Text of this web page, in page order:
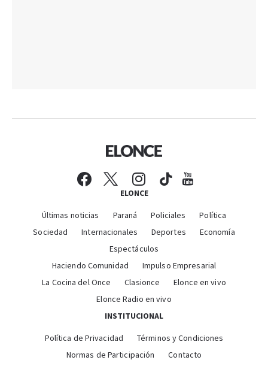
ELONCE
Últimas noticias Paraná Policiales
Política
Sociedad
Internacionales Deportes
Economía
Espectáculos
Haciendo Comunidad
Impulso Empresarial
La Cocina del Once
Clasionce
Elonce en vivo
Elonce Radio en vivo
INSTITUCIONAL
Política de Privacidad
Términos y Condiciones
Normas de Participación
Contacto